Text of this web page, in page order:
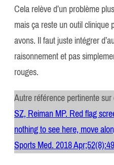
Cela relève d’un problème
mais ça reste un outil
avons. Il faut juste intégrer
raisonnement et pas
rouges.
Autre référence pertinente
SZ, Reiman MP. Red flag
nothing to see here, move
Sports Med. 2018